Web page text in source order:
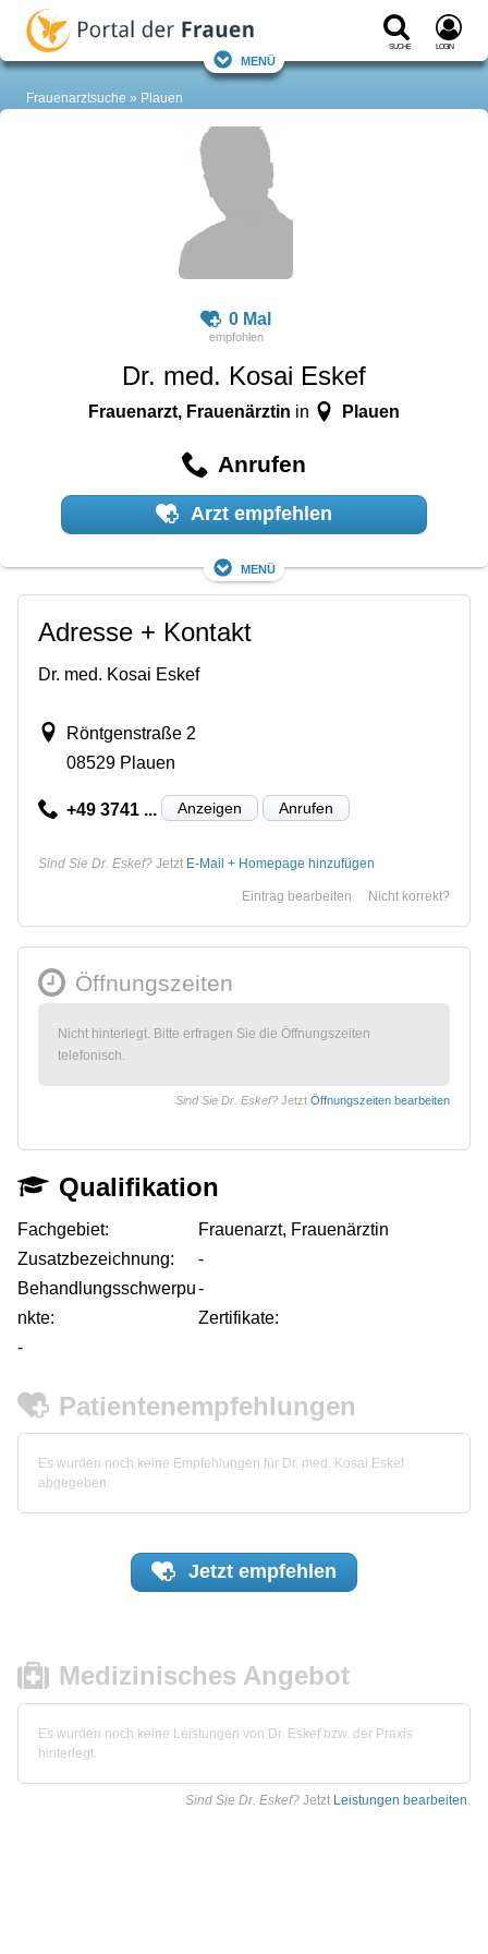
Suche Login
Menü
Frauenarztsuche Plauen
0 Mal
Dr. med. Kosai Eskef
Frauenarzt, Frauenärztin in Plauen
Anrufen
Arzt empfehlen
Menü
Adresse + Kontakt
Dr. med. Kosai Eskef
Röntgenstraße 2
08529 Plauen
+49 3741 ... Anzeigen Anrufen
Sind Sie Dr. Eskef? Jetzt E-Mail + Homepage hinzufügen
Nicht korrekt?
Eintrag bearbeiten
Öffnungszeiten
Nicht hinterlegt. Bitte erfragen Sie die Öffnungszeiten
telefonisch.
Sind Sie Dr. Eskef? Jetzt Öffnungszeiten bearbeiten
Qualifikation
Fachgebiet:
Frauenarzt, Frauenärztin
Zusatzbezeichnung:
-
Behandlungsschwerpu
nkte:
-
Zertifikate:
-
Patientenempfehlungen
Es wurden noch keine Empfehlungen für Dr. med. Kosai Eskef
abgegeben.
Jetzt empfehlen
Medizinisches Angebot
Es wurden noch keine Leistungen von Dr. Eskef bzw. der Praxis
hinterlegt.
Sind Sie Dr. Eskef? Jetzt Leistungen bearbeiten.